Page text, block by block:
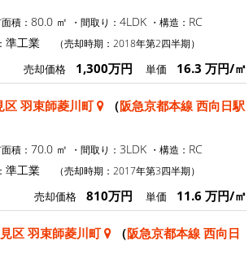
積： 80.0 ㎡ ・間取り： 4LDK ・構造： RC
準工業 （売却時期：2018年第2四半期）
売却価格 1,300万円 単価 16.3 万円/㎡
区 羽束師菱川町 （阪急京都本線 西向日駅
積： 70.0 ㎡ ・間取り： 3LDK ・構造： RC
準工業 （売却時期：2017年第3四半期）
売却価格 810万円 単価 11.6 万円/㎡
区 羽束師菱川町 （阪急京都本線 西向日